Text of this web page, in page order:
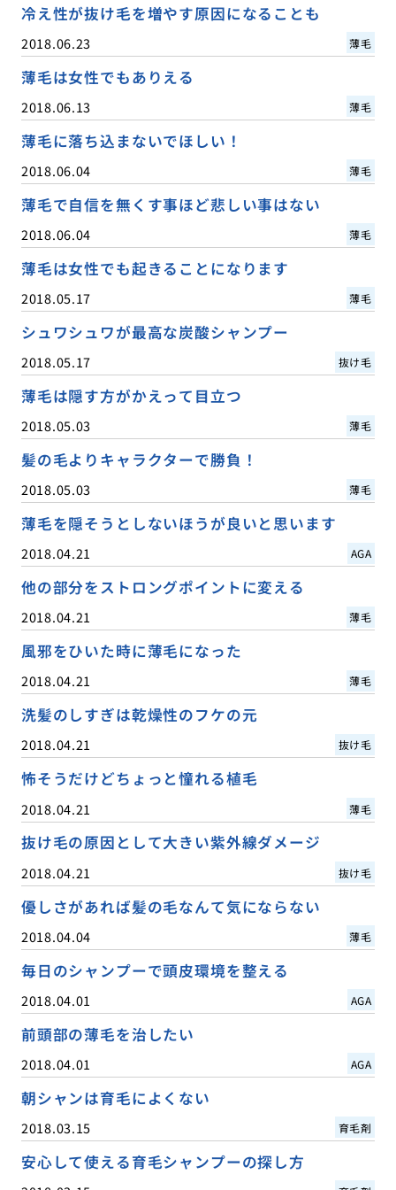
冷え性が抜け毛を増やす原因になることも
2018.06.23 薄毛
薄毛は女性でもありえる
2018.06.13 薄毛
薄毛に落ち込まないでほしい！
2018.06.04 薄毛
薄毛で自信を無くす事ほど悲しい事はない
2018.06.04 薄毛
薄毛は女性でも起きることになります
2018.05.17 薄毛
シュワシュワが最高な炭酸シャンプー
2018.05.17 抜け毛
薄毛は隠す方がかえって目立つ
2018.05.03 薄毛
髪の毛よりキャラクターで勝負！
2018.05.03 薄毛
薄毛を隠そうとしないほうが良いと思います
2018.04.21 AGA
他の部分をストロングポイントに変える
2018.04.21 薄毛
風邪をひいた時に薄毛になった
2018.04.21 薄毛
洗髪のしすぎは乾燥性のフケの元
2018.04.21 抜け毛
怖そうだけどちょっと憧れる植毛
2018.04.21 薄毛
抜け毛の原因として大きい紫外線ダメージ
2018.04.21 抜け毛
優しさがあれば髪の毛なんて気にならない
2018.04.04 薄毛
毎日のシャンプーで頭皮環境を整える
2018.04.01 AGA
前頭部の薄毛を治したい
2018.04.01 AGA
朝シャンは育毛によくない
2018.03.15 育毛剤
安心して使える育毛シャンプーの探し方